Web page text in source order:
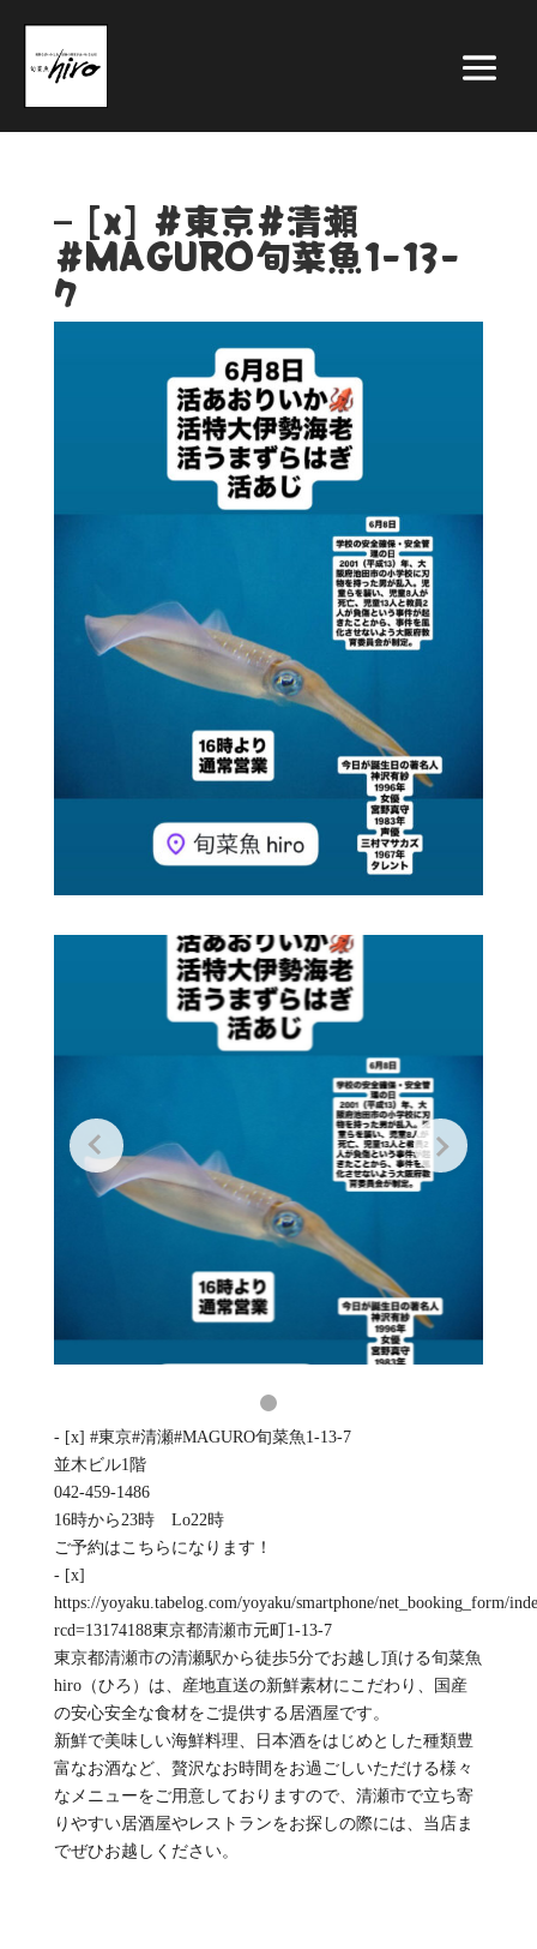
– [x] #東京#清瀬
#MAGURO旬菜魚1-13-
7
- [x] #東京#清瀬#MAGURO旬菜魚1-13-7
並木ビル1階
042-459-1486
16時から23時 Lo22時
ご予約はこちらになります！
- [x]
https://yoyaku.tabelog.com/yoyaku/smartphone/net_booking_form/
rcd=13174188東京都清瀬市元町1-13-7
東京都清瀬市の清瀬駅から徒歩5分でお越し頂ける旬菜魚
hiro（ひろ）は、産地直送の新鮮素材にこだわり、国産
の安心安全な食材をご提供する居酒屋です。
新鮮で美味しい海鮮料理、日本酒をはじめとした種類豊
富なお酒など、贅沢なお時間をお過ごしいただける様々
なメニューをご用意しておりますので、清瀬市で立ち寄
りやすい居酒屋やレストランをお探しの際には、当店ま
でぜひお越しください。